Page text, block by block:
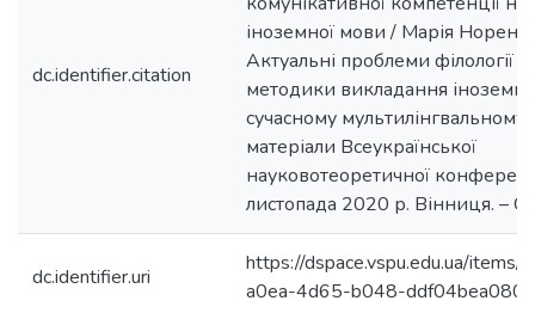
dc.identifier.citation
іноземної мови / Марія
Актуальні проблеми філології та
методики викладання
сучасному мультилінгвальному
матеріали Всеукраїнської
науковотеоретичної
листопада 2020 р. Вінниця. –
dc.identifier.uri
https://dspace.vspu.edu.ua/
a0ea-4d65-b048-ddf04bea0801